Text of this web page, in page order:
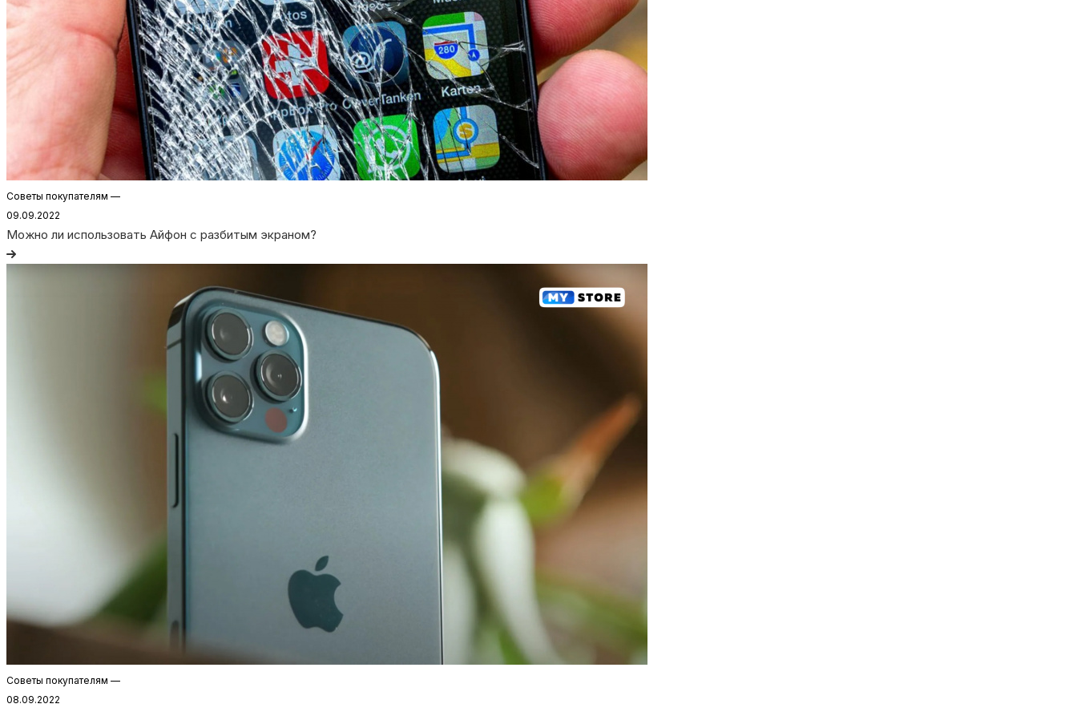
Советы покупателям —
09.09.2022
Можно ли использовать Айфон с разбитым экраном?
Советы покупателям —
08.09.2022